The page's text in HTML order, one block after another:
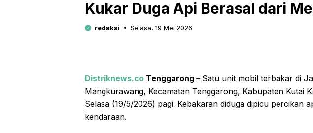
Kukar Duga Api Berasal dari
redaksi Selasa, 19 Mei 2026
Distriknews.co Tenggarong – Satu unit mobil terbakar di
Mangkurawang, Kecamatan Tenggarong, Kabupaten Kutai
Selasa (19/5/2026) pagi. Kebakaran diduga dipicu percikan
kendaraan.